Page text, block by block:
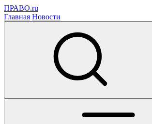
ПРАВО.ru
Главная Новости